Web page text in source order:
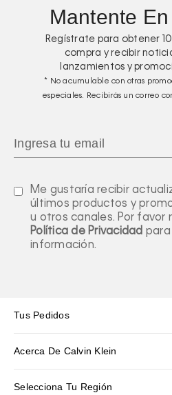
Mantente
Regístrate para obtener
compra y recibir
lanzamientos y
* No acumulable con otras
especiales. Recibirás un correo
Me gustaría recibir
últimos productos y
u otros canales. Por favor
Política de Privacidad
información.
Tus Pedidos
Acerca De Calvin Klein
Selecciona Tu Región